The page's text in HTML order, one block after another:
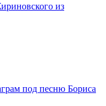
из
под песню Бориса